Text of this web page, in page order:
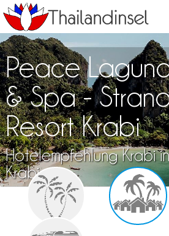
Peace
& Spa -
Resort Krabi
Hotelempfehlung Krabi
Krabi